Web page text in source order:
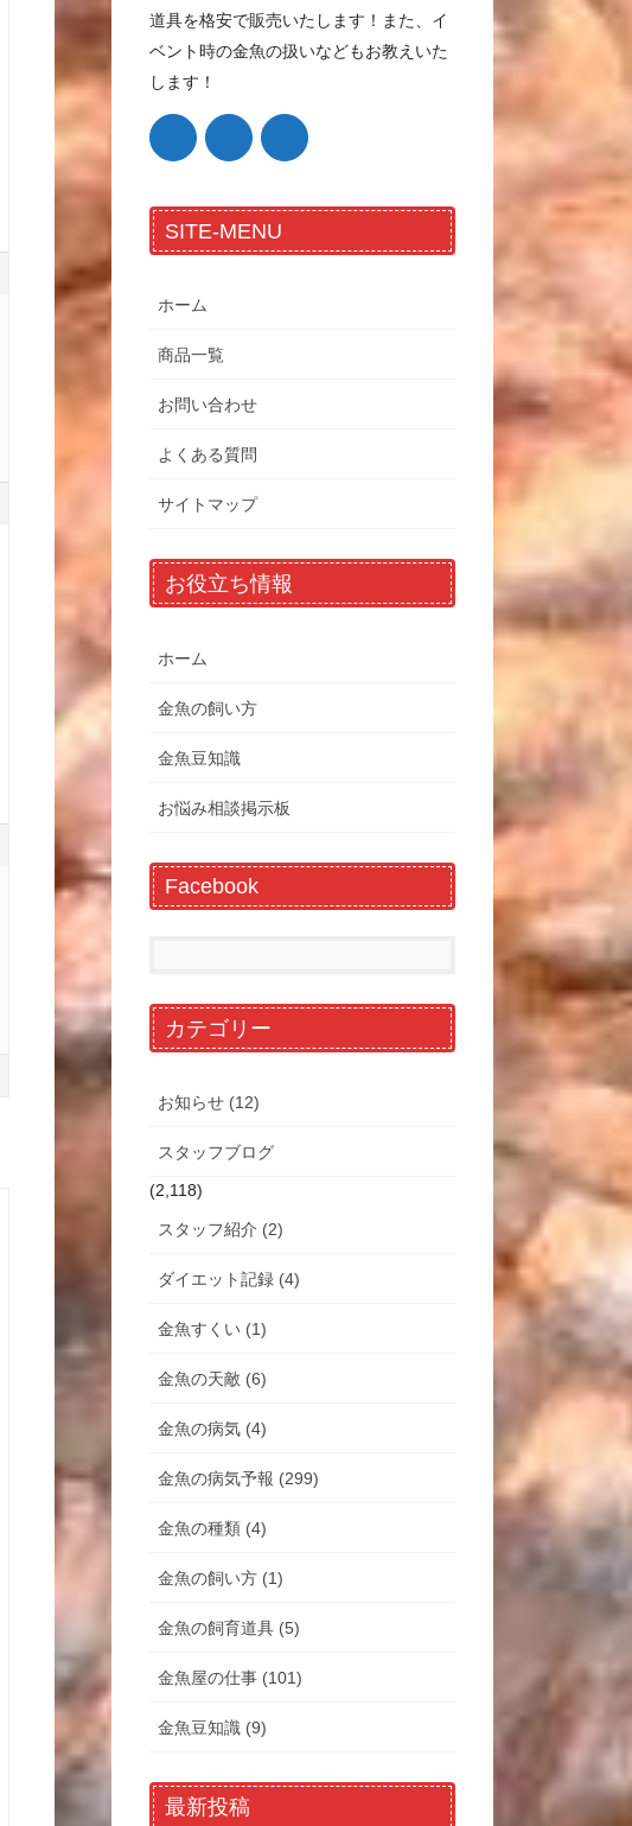
道具を格安で販売いたします！また、イ
ベント時の金魚の扱いなどもお教えいた
します！
SITE-MENU
ホーム
商品一覧
お問い合わせ
よくある質問
サイトマップ
お役立ち情報
ホーム
金魚の飼い方
金魚豆知識
お悩み相談掲示板
Facebook
カテゴリー
お知らせ (12)
スタッフブログ
(2,118)
スタッフ紹介 (2)
ダイエット記録 (4)
金魚すくい (1)
金魚の天敵 (6)
金魚の病気 (4)
金魚の病気予報 (299)
金魚の種類 (4)
金魚の飼い方 (1)
金魚の飼育道具 (5)
金魚屋の仕事 (101)
金魚豆知識 (9)
最新投稿